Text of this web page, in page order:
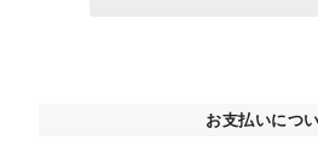
お支払いにつ